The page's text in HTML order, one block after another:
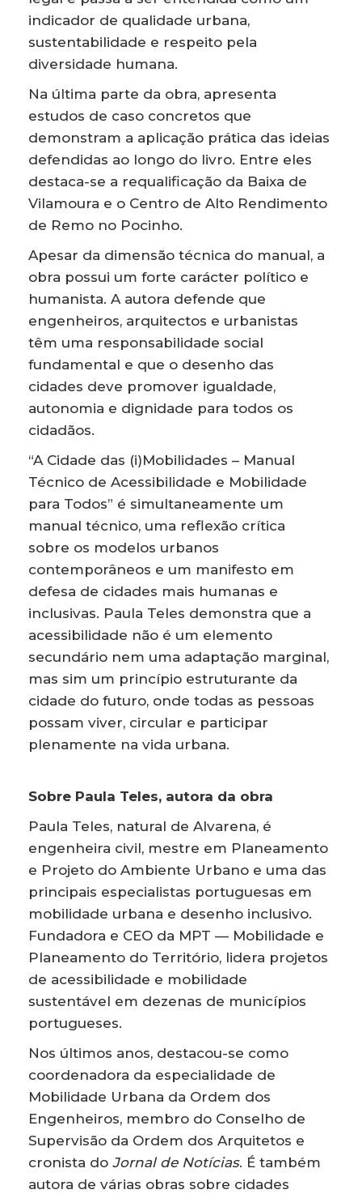
indicador de qualidade urbana,
sustentabilidade e respeito pela
diversidade humana.
Na última parte da obra, apresenta
estudos de caso concretos que
demonstram a aplicação prática das ideias
defendidas ao longo do livro. Entre eles
destaca-se a requalificação da Baixa de
Vilamoura e o Centro de Alto Rendimento
de Remo no Pocinho.
Apesar da dimensão técnica do manual, a
obra possui um forte carácter político e
humanista. A autora defende que
engenheiros, arquitectos e urbanistas
têm uma responsabilidade social
fundamental e que o desenho das
cidades deve promover igualdade,
autonomia e dignidade para todos os
cidadãos.
“A Cidade das (i)Mobilidades – Manual
Técnico de Acessibilidade e Mobilidade
para Todos” é simultaneamente um
manual técnico, uma reflexão crítica
sobre os modelos urbanos
contemporâneos e um manifesto em
defesa de cidades mais humanas e
inclusivas. Paula Teles demonstra que a
acessibilidade não é um elemento
secundário nem uma adaptação marginal,
mas sim um princípio estruturante da
cidade do futuro, onde todas as pessoas
possam viver, circular e participar
plenamente na vida urbana.
Sobre Paula Teles, autora da obra
Paula Teles, natural de Alvarena, é
engenheira civil, mestre em Planeamento
e Projeto do Ambiente Urbano e uma das
principais especialistas portuguesas em
mobilidade urbana e desenho inclusivo.
Fundadora e CEO da MPT — Mobilidade e
Planeamento do Território, lidera projetos
de acessibilidade e mobilidade
sustentável em dezenas de municípios
portugueses.
Nos últimos anos, destacou-se como
coordenadora da especialidade de
Mobilidade Urbana da Ordem dos
Engenheiros, membro do Conselho de
Supervisão da Ordem dos Arquitetos e
cronista do Jornal de Notícias. É também
autora de várias obras sobre cidades